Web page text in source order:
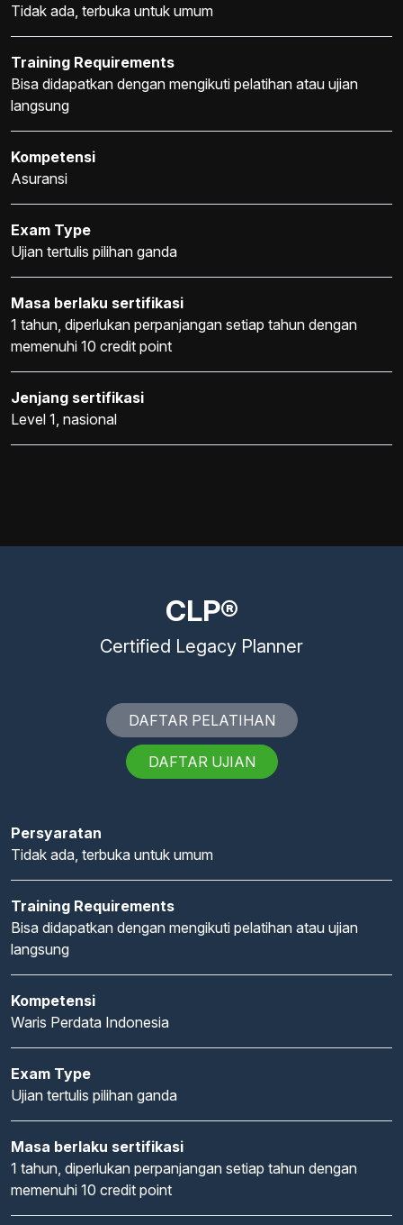
Tidak ada, terbuka untuk umum
Training Requirements
Bisa didapatkan dengan mengikuti pelatihan atau ujian
langsung
Kompetensi
Asuransi
Exam Type
Ujian tertulis pilihan ganda
Masa berlaku sertifikasi
1 tahun, diperlukan perpanjangan setiap tahun dengan
memenuhi 10 credit point
Jenjang sertifikasi
Level 1, nasional
CLP®
Certified Legacy Planner
DAFTAR PELATIHAN
DAFTAR UJIAN
Persyaratan
Tidak ada, terbuka untuk umum
Training Requirements
Bisa didapatkan dengan mengikuti pelatihan atau ujian
langsung
Kompetensi
Waris Perdata Indonesia
Exam Type
Ujian tertulis pilihan ganda
Masa berlaku sertifikasi
1 tahun, diperlukan perpanjangan setiap tahun dengan
memenuhi 10 credit point